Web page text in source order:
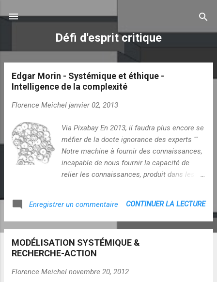
Défi d'esprit critique
Edgar Morin - Systémique et éthique -
Intelligence de la complexité
Florence Meichel janvier 02, 2013
Via Pixabay En 2013, il faudra plus encore se
méfier de la docte ignorance des experts ""
Notre machine à fournir des connaissances,
incapable de nous fournir la capacité de
relier les connaissances, produit dans les
connaissances produit une nouvelle et très
docte ignorance chez les experts et
responsables politiques et sociaux...la
réforme de la connaissance et de la pensée
est un préliminaire, nécessaire et non
Enregistrer un commentaire CONTINUER LA LECTURE
MODÉLISATION SYSTÉMIQUE &
RECHERCHE-ACTION
Florence Meichel novembre 20, 2012